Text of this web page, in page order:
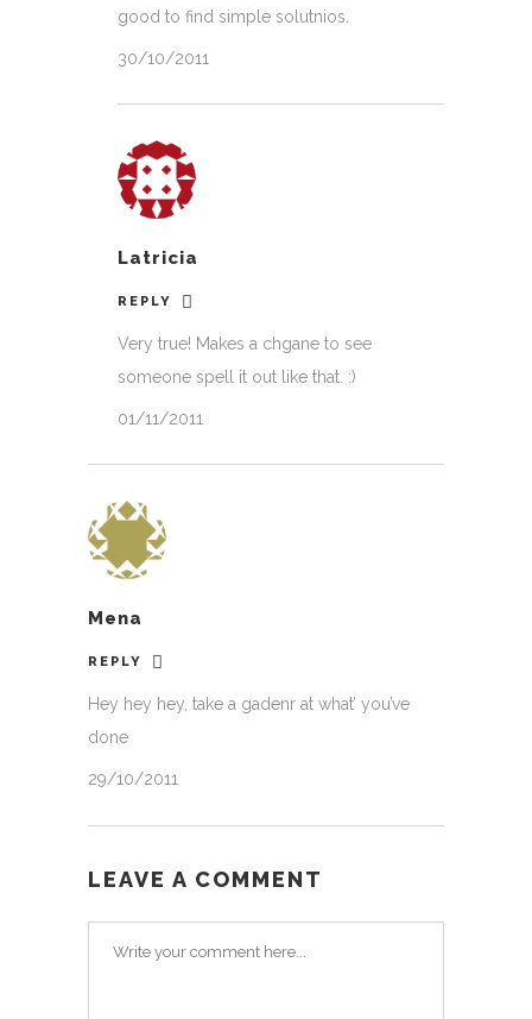
good to find simple solutnios.
30/10/2011
Latricia
REPLY
Very true! Makes a chgane to see
someone spell it out like that. :)
01/11/2011
Mena
REPLY
Hey hey hey, take a gadenr at what’ you’ve
done
29/10/2011
LEAVE A COMMENT